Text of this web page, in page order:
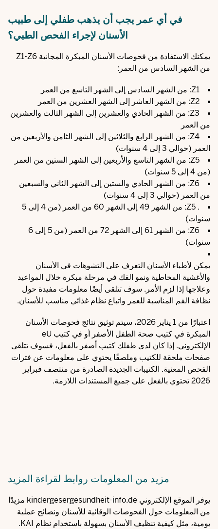
في أي عمر يجب أن يذهب طفلي إلى طبيب
الأسنان لإجراء الفحص الطبي؟
يمكنك الاستفادة من فحوصات الأسنان المبكرة المجانية Z1-Z6
من الشهر السادس من العمر:
Z1: من الشهر السادس إلى الشهر التاسع من العمر
Z2: من الشهر العاشر إلى الشهر العشرين من العمر
Z3: من الشهر الحادي والعشرين إلى الشهر الثالث والعشرين
من العمر
Z4: من الشهر الرابع والثلاثين إلى الشهر الثامن والأربعين من
العمر (حوالي 3 إلى 4 سنوات)
Z5: من الشهر التاسع والأربعين إلى الشهر الستين من العمر
(من 4 إلى 5 سنوات)
Z6: من الشهر الحادي والستين إلى الشهر الثاني والسبعين
من العمر (حوالي 3 إلى 4 سنوات)
. Z5: من الشهر 49 إلى الشهر 60 من العمر (من 4 إلى 5
سنوات)
Z6: من الشهر 61 إلى الشهر 72 من العمر (من 5 إلى 6
سنوات)
يمكن لأطباء الأسنان التعرف على التشوهات في الأسنان
والأغشية المخاطية ونمو الفك في مرحلة مبكرة خلال المواعيد
وعلاجها إذا لزم الأمر. سوف تتلقى أيضًا معلومات مفيدة حول
نظافة الفم المناسبة للعمر واتباع نظام غذائي مناسب للأسنان.
اعتبارًا من 1 يناير 2026، سيتم توثيق نتائج فحوصات الأسنان
المبكرة في كتيب صحة الطفل الأصفر
أو في كتيب eU
الإلكتروني. إذا كان لدى طفلك كتيب أصفر بالفعل، فسوف تتلقى
صفحات ملحقة للكتيب وملصقًا يحتوي على معلومات عن فترات
الفحص المعنية. الكتيبات الجديدة الصادرة من منتصف فبراير
2026 تحتوي بالفعل على جميع المستندات اللازمة.
مزيد من المعلومات روابط لقراءة المزيد
يوفر الموقع الإلكتروني kindergesergesundheit-info.de مزيدًا
من المعلومات حول الفحوصات الوقائية للأسنان ونصائح عملية
يومية، مثل كيفية تنظيف الأسنان بسهولة باستخدام نظام KAI.